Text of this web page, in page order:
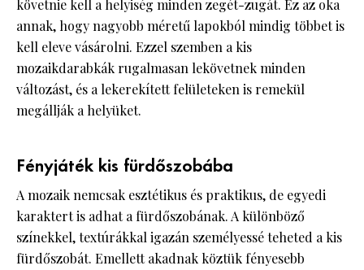
követnie kell a helyiség minden zegét-zugát. Ez az oka
annak, hogy nagyobb méretű lapokból mindig többet is
kell eleve vásárolni. Ezzel szemben a kis
mozaikdarabkák rugalmasan lekövetnek minden
változást, és a lekerekített felületeken is remekül
megállják a helyüket.
Fényjáték kis fürdőszobába
A mozaik nemcsak esztétikus és praktikus, de egyedi
karaktert is adhat a fürdőszobának. A különböző
színekkel, textúrákkal igazán személyessé teheted a kis
fürdőszobát. Emellett akadnak köztük fényesebb